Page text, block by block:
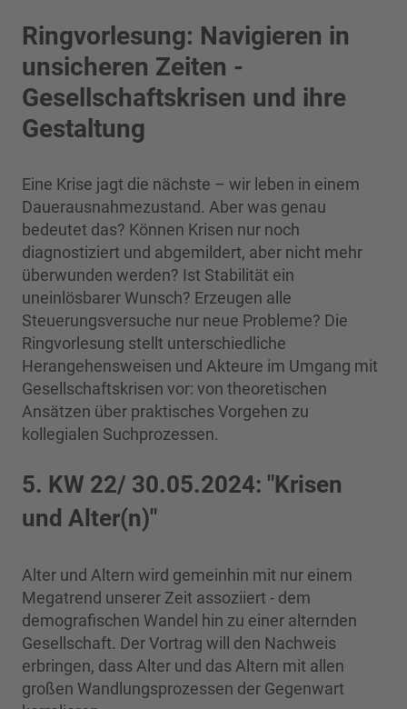
Ringvorlesung: Navigieren in
unsicheren Zeiten -
Gesellschaftskrisen und ihre
Gestaltung
Eine Krise jagt die nächste – wir leben in einem
Dauerausnahmezustand. Aber was genau
bedeutet das? Können Krisen nur noch
diagnostiziert und abgemildert, aber nicht mehr
überwunden werden? Ist Stabilität ein
uneinlösbarer Wunsch? Erzeugen alle
Steuerungsversuche nur neue Probleme? Die
Ringvorlesung stellt unterschiedliche
Herangehensweisen und Akteure im Umgang mit
Gesellschaftskrisen vor: von theoretischen
Ansätzen über praktisches Vorgehen zu
kollegialen Suchprozessen.
5. KW 22/ 30.05.2024: "Krisen
und Alter(n)"
Alter und Altern wird gemeinhin mit nur einem
Megatrend unserer Zeit assoziiert - dem
demografischen Wandel hin zu einer alternden
Gesellschaft. Der Vortrag will den Nachweis
erbringen, dass Alter und das Altern mit allen
großen Wandlungsprozessen der Gegenwart